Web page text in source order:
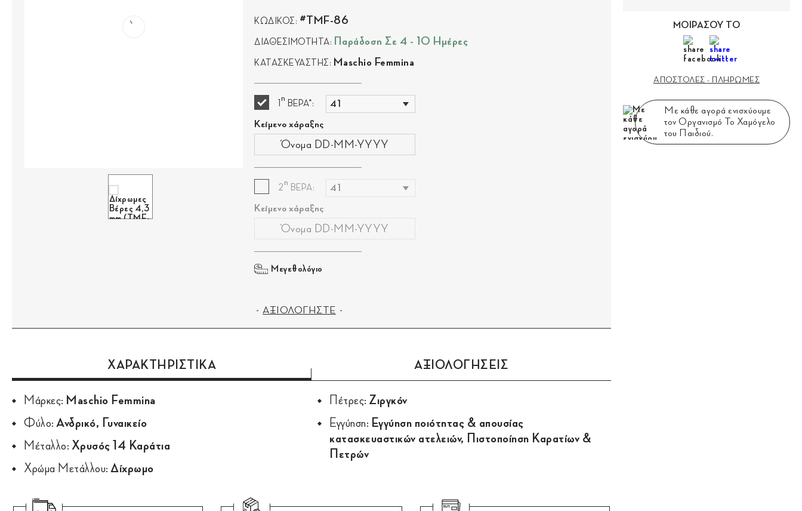
ΚΩΔΙΚΟΣ: #TMF-86
ΔΙΑΘΕΣΙΜΟΤΗΤΑ: Παράδοση Σε 4 - 10 Ημέρες
ΚΑΤΑΣΚΕΥΑΣΤΗΣ: Maschio Femmina
η
ΒΕΡΑ*:
Κείμενο χάραξης
2
η
ΒΕΡΑ:
Κείμενο χάραξης
Μεγεθολόγιο
ΑΞΙΟΛΟΓΗΣΤΕ
ΧΑΡΑΚΤΗΡΙΣΤΙΚΑ ΑΞΙΟΛΟΓΗΣΕΙΣ
Μάρκες: Maschio Femmina
Φύλο: Ανδρικό, Γυναικείο
Μέταλλο: Χρυσός 14 Καράτια
Χρώμα Μετάλλου: Δίχρωμο
Πέτρες: Ζιργκόν
Εγγύηση: Εγγύηση ποιότητας & απουσίας
κατασκευαστικών ατελειών, Πιστοποίηση Καρατίων &
Πετρών
ΜΟΙΡΑΣΟΥ ΤΟ
ΑΠΟΣΤΟΛΕΣ - ΠΛΗΡΩΜΕΣ
Με κάθε αγορά ενισχύουμε
τον Οργανισμό Το Χαμόγελο
του Παιδιού.